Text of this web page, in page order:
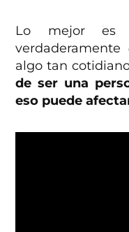
Lo mejor es
verdaderamente
algo tan
de ser una
eso puede